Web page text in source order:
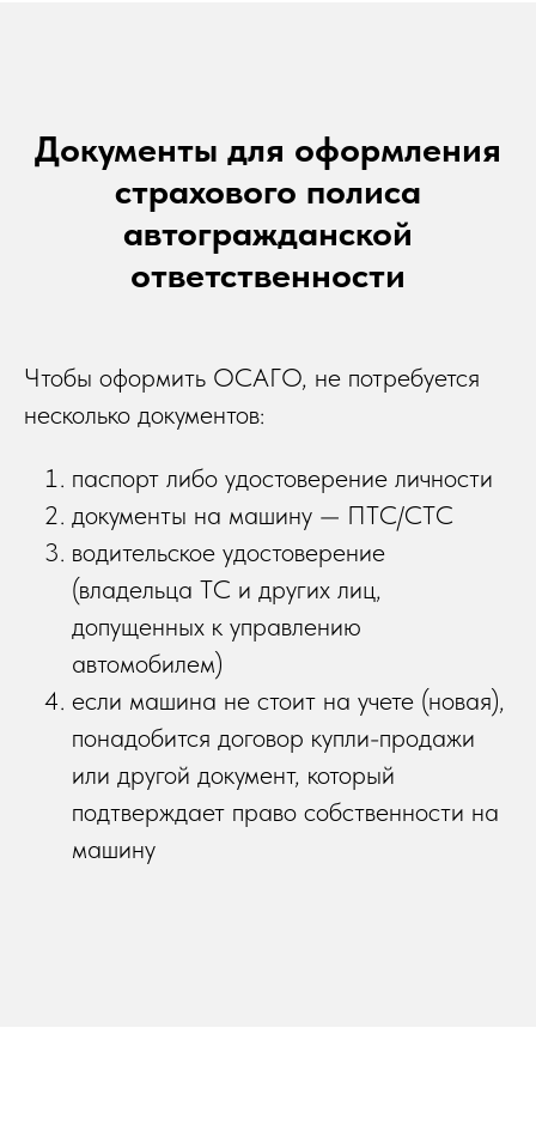
Документы для оформления
страхового полиса
автогражданской
ответственности
Чтобы оформить ОСАГО, не потребуется
несколько документов:
паспорт либо удостоверение личности
документы на машину — ПТС/СТС
водительское удостоверение
(владельца ТС и других лиц,
допущенных к управлению
автомобилем)
если машина не стоит на учете (новая),
понадобится договор купли-продажи
или другой документ, который
подтверждает право собственности на
машину